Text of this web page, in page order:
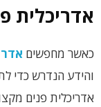
אדריכלית
כאשר מחפשים
והידע הנדרש כדי
אדריכלית פנים